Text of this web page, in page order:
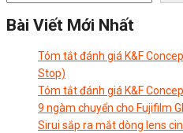
Bài Viết Mới Nhất
Tóm tắt đánh giá K&F
Stop)
Tóm tắt đánh giá K&F
9 ngàm chuyển cho Fujifilm
Sirui sắp ra mắt dòng lens